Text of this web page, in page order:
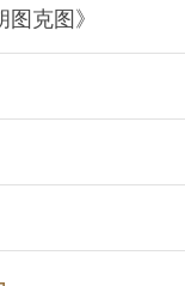
图克图》